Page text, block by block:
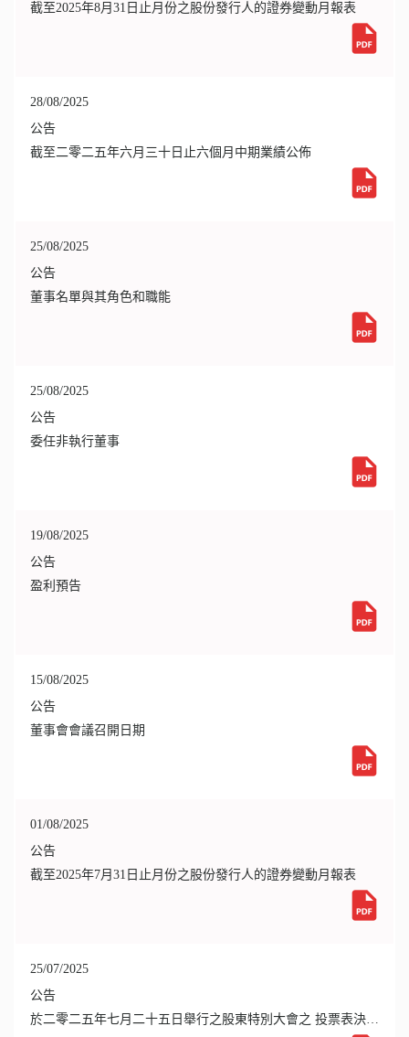
截至2025年8月31日止月份之股份發行人的證券變動月報表
28/08/2025
公告
截至二零二五年六月三十日止六個月中期業績公佈
25/08/2025
公告
董事名單與其角色和職能
25/08/2025
公告
委任非執行董事
19/08/2025
公告
盈利預告
15/08/2025
公告
董事會會議召開日期
01/08/2025
公告
截至2025年7月31日止月份之股份發行人的證券變動月報表
25/07/2025
公告
於二零二五年七月二十五日舉行之股東特別大會之 投票表決結果